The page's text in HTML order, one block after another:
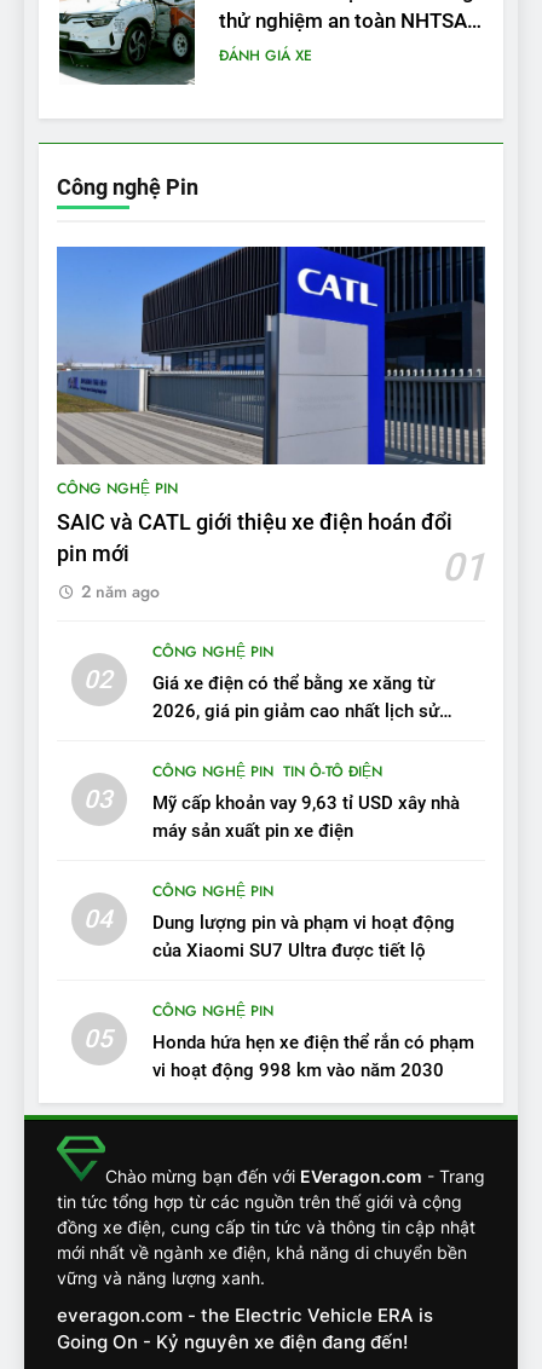
Hệ thống treo đa điểm –
trang bị “đáng từng xu” trên
từ xe xăng sang xe điện
ĐÁNH GIÁ XE
Bài kiểm tra của Mỹ về đối
thủ Tesla Model 3 của BYD:
‘Nó sang trọng hơn nhiều’
ĐÁNH GIÁ XE
9
BYD Seal 06 DM-i PHEV có
tầm hoạt động 2.100 km với
Sau 3 tháng nhận xe, chủ xe
VinFast VF 7 tấm tắc: “Hơn
hẳn xe xăng”
11
Người dùng nhận xét về
tốt, lái hay nhất tầm giá 1 tỷ
đồng
ĐÁNH GIÁ XE
tính, ‘tốt gỗ tốt cả nước sơn’
ĐÁNH GIÁ XE
13
khắc nghiệt và điểm tuyệt
đối về an toàn trên VinFast
VF8
ĐÁNH GIÁ XE
14
VinFast VF7 đang bỏ xa
nhóm SUV hạng C chạy xăng
Công nghệ Pin
CÔNG NGHỆ PIN
SAIC và CATL giới thiệu xe điện hoán đổi
pin mới
01
2 năm ago
02
CÔNG NGHỆ PIN
Giá xe điện có thể bằng xe xăng từ
2026, giá pin giảm cao nhất lịch sử
03
CÔNG NGHỆ PIN TIN Ô-TÔ ĐIỆN
Mỹ cấp khoản vay 9,63 tỉ USD xây nhà
máy sản xuất pin xe điện
04
CÔNG NGHỆ PIN
Dung lượng pin và phạm vi hoạt động
của Xiaomi SU7 Ultra được tiết lộ
05
CÔNG NGHỆ PIN
Honda hứa hẹn xe điện thể rắn có phạm
vi hoạt động 998 km vào năm 2030
Chào mừng bạn đến với EVeragon.com - Trang
tin tức tổng hợp từ các nguồn trên thế giới và cộng
đồng xe điện, cung cấp tin tức và thông tin cập nhật
mới nhất về ngành xe điện, khả năng di chuyển bền
vững và năng lượng xanh.
everagon.com - the Electric Vehicle ERA is
Going On - Kỷ nguyên xe điện đang đến!